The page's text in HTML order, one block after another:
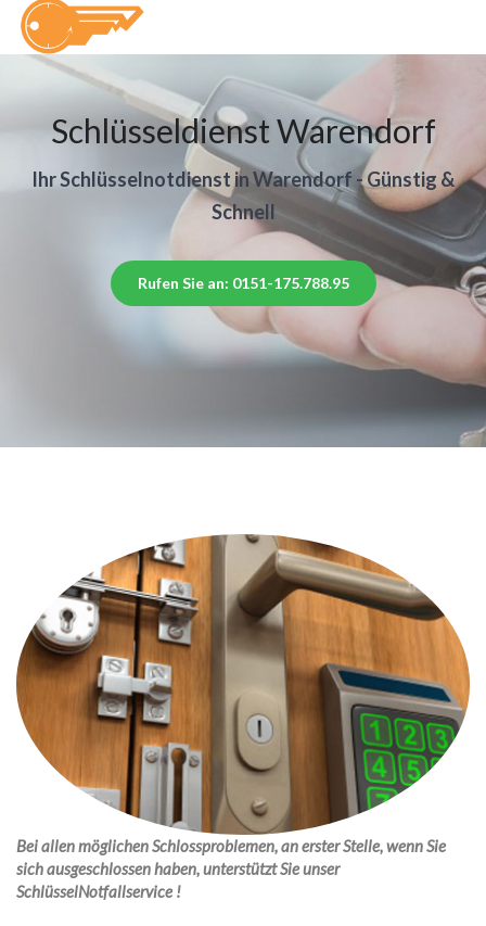
Schlüsseldienst Warendorf
Ihr Schlüsselnotdienst in Warendorf - Günstig &
Schnell
Rufen Sie an: 0151-175.788.95
Bei allen möglichen Schlossproblemen, an erster Stelle, wenn Sie
sich ausgeschlossen haben, unterstützt Sie unser
SchlüsselNotfallservice !